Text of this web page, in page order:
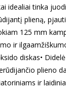
idealiai tinka
plieną,
125 mm
ir
diskas•
plieno
ir